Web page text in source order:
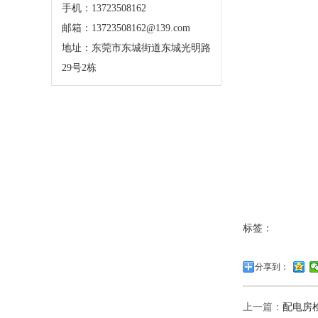
手机：13723508162
邮箱：13723508162@139.com
地址：东莞市东城街道东城光明路
29号2栋
标签：
分享到：
上一篇： 配电房